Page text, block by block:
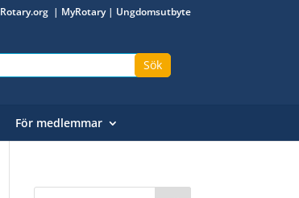
Rotary.org | MyRotary| Ungdomsutbyte
För medlemmar